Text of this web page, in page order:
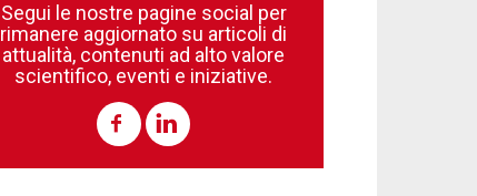
Segui le nostre pagine social per
rimanere aggiornato su articoli di
attualità, contenuti ad alto valore
scientifico, eventi e iniziative.